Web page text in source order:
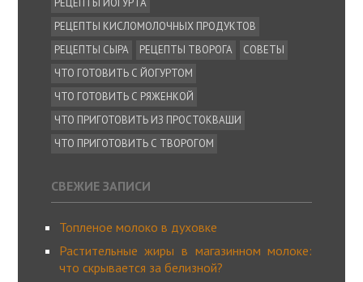
РЕЦЕПТЫ ЙОГУРТА
РЕЦЕПТЫ КИСЛОМОЛОЧНЫХ ПРОДУКТОВ
РЕЦЕПТЫ СЫРА
РЕЦЕПТЫ ТВОРОГА
СОВЕТЫ
ЧТО ГОТОВИТЬ С ЙОГУРТОМ
ЧТО ГОТОВИТЬ С РЯЖЕНКОЙ
ЧТО ПРИГОТОВИТЬ ИЗ ПРОСТОКВАШИ
ЧТО ПРИГОТОВИТЬ С ТВОРОГОМ
СВЕЖИЕ ЗАПИСИ
Топленое молоко в духовке
Растительные жиры в магазинном молоке:
что скрывается за белизной?